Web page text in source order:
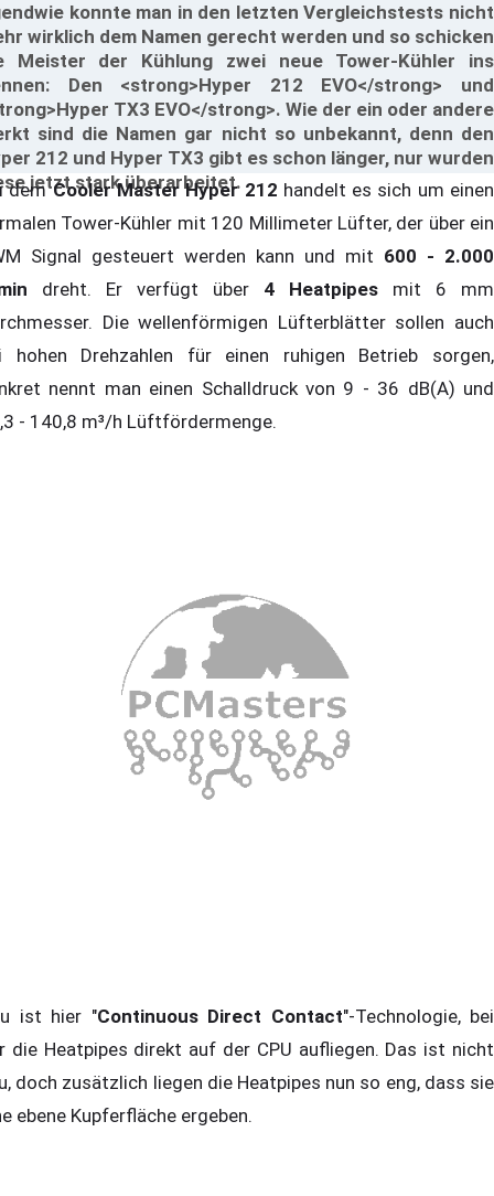
konnte man in den letzten Vergleichstests nicht
wirklich dem Namen gerecht werden und so schicken
Meister der Kühlung zwei neue Tower-Kühler ins
Den <strong>Hyper 212 EVO</strong> und
TX3 EVO</strong>. Wie der ein oder andere
sind die Namen gar nicht so unbekannt, denn den
212 und Hyper TX3 gibt es schon länger, nur wurden
jetzt stark überarbeitet.
demCooler Master Hyper 212 handelt es sich um einen
Tower-Kühler mit 120 Millimeter Lüfter, der über ein
Signal gesteuert werden kann und mit 600 - 2.000
dreht. Er verfügt über 4 Heatpipes mit 6 mm
Die wellenförmigen Lüfterblätter sollen auch
hohen Drehzahlen für einen ruhigen Betrieb sorgen,
nennt man einen Schalldruck von 9 - 36 dB(A) und
- 140,8 m³/h Lüftfördermenge.
ist hier "Continuous Direct Contact"-Technologie, bei
die Heatpipes direkt auf der CPU aufliegen. Das ist nicht
doch zusätzlich liegen die Heatpipes nun so eng, dass sie
ebene Kupferfläche ergeben.